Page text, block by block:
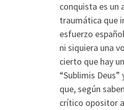
conquista es un
traumática que
esfuerzo
ni siquiera una
cierto que hay
“Sublimis
que, según
crítico opositor